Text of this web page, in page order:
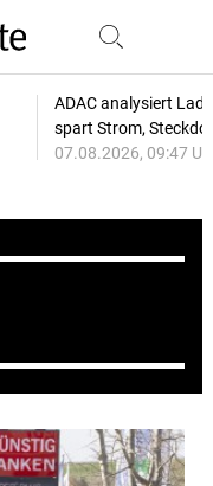
ADAC analysiert
spart Strom,
07.08.2026, 09:47